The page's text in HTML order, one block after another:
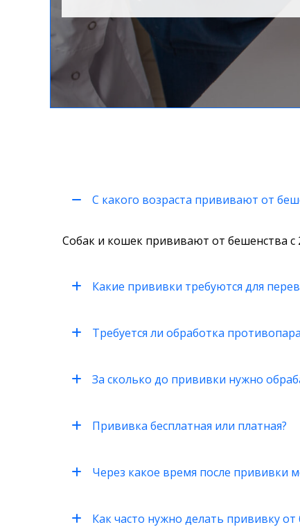
С какого возраста прививают от
Собак и кошек прививают от бешенства с
Какие прививки требуются для
Требуется ли обработка
За сколько до прививки нужно
Прививка бесплатная или платная?
Через какое время после прививки
Как часто нужно делать прививку от